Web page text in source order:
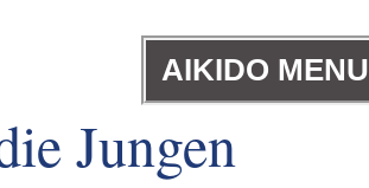
AIKIDO MENU
Jungen